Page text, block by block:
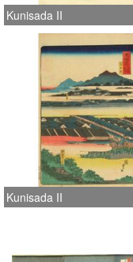
Kunisada II
Kunisada II